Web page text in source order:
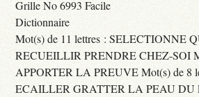
Grille No 6993 Facile
Dictionnaire
Mot(s) de 11 lettres : SELECTIONNE
RECUEILLIR PRENDRE CHEZ-SOI
APPORTER LA PREUVE Mot(s) de
ECAILLER GRATTER LA PEAU DU